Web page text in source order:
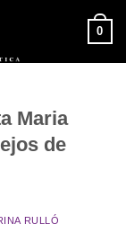
0
Maria
de
RULLÓ